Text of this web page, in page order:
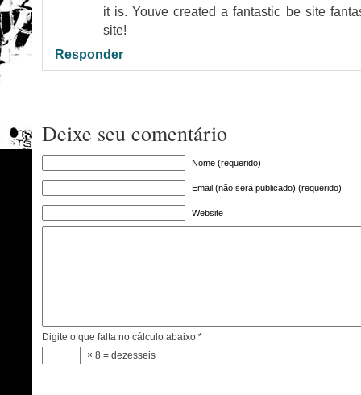
it is. Youve created a fantastic be site
site!
Responder
Deixe seu comentário
Nome (requerido)
Email (não será publicado) (requerido)
Website
Digite o que falta no cálculo abaixo *
× 8 = dezesseis